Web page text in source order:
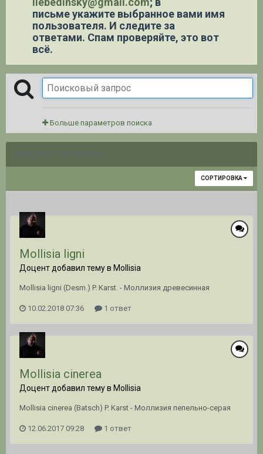
письме укажите выбранное вами имя
пользователя. И следите за
ответами. Спам проверяйте, это вот
всё.
Больше параметров поиска
НАЙДЕНО 2 РЕЗУЛЬТАТА
СОРТИРОВКА
Mollisia ligni
Доцент добавил тему в Mollisia
Mollisia ligni (Desm.) P. Karst. - Моллизия древесинная
10.02.2018 07:36 1 ответ
Mollisia cinerea
Доцент добавил тему в Mollisia
Mollisia cinerea (Batsch) P. Karst - Моллизия пепельно-серая
12.06.2017 09:28 1 ответ